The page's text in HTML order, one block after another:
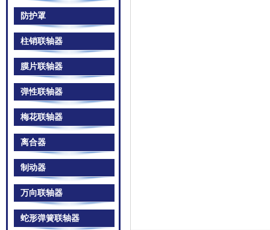
防护罩
柱销联轴器
膜片联轴器
弹性联轴器
梅花联轴器
离合器
制动器
万向联轴器
蛇形弹簧联轴器